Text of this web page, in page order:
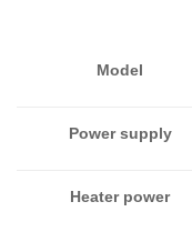
Model
Power supply
Heater power